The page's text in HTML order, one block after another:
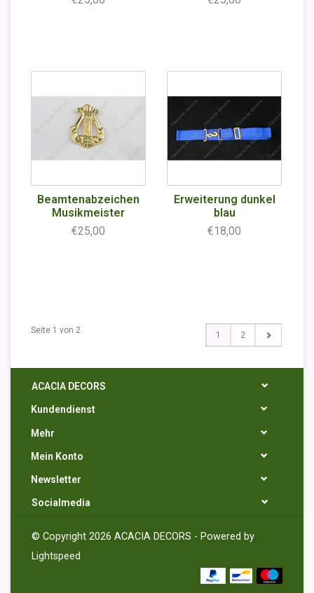
Beamtenabzeichen
Musikmeister
€25,00
Erweiterung dunkel
blau
€18,00
Seite 1 von 2 1 2
ACACIA DECORS
Kundendienst
Mehr
Mein Konto
Newsletter
Socialmedia
© Copyright 2026 ACACIA DECORS - Powered by
Lightspeed